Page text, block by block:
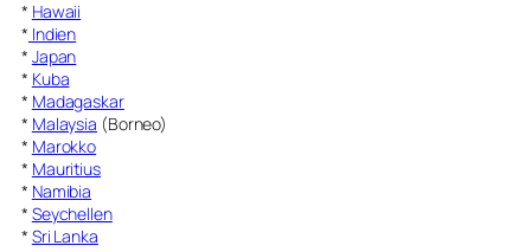
* Hawaii
* Indien
* Japan
* Kuba
* Madagaskar
* Malaysia (Borneo)
* Marokko
* Mauritius
* Namibia
* Seychellen
* Sri Lanka